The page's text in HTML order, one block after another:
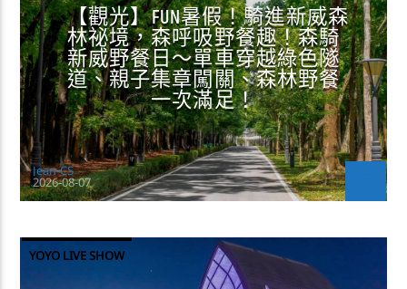
【觀光】FUN暑假！騎進新威森
林祕境，森呼吸野餐趣！森騎
新威野餐日～單車穿越綠色隧
道、親子集章闖關、森林野餐
一次滿足！
Jean-CS
2026-08-07
YOYO LIVE SHOW